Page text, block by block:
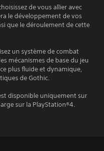
de vous allier avec
le développement de vos
que le déroulement de cette
un système de combat
mécanismes de base du jeu
plus fluide et dynamique,
de Gothic.
disponible uniquement sur
sur la PlayStation®4.